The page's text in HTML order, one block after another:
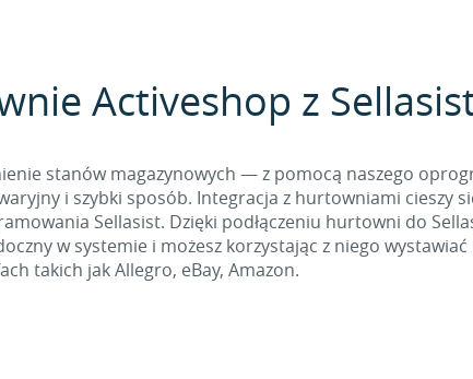
Activeshop z
stanów magazynowych — z pomocą naszego
i szybki sposób. Integracja z hurtowniami cieszy
Sellasist. Dzięki podłączeniu hurtowni do
w systemie i możesz korzystając z niego
takich jak Allegro, eBay, Amazon.